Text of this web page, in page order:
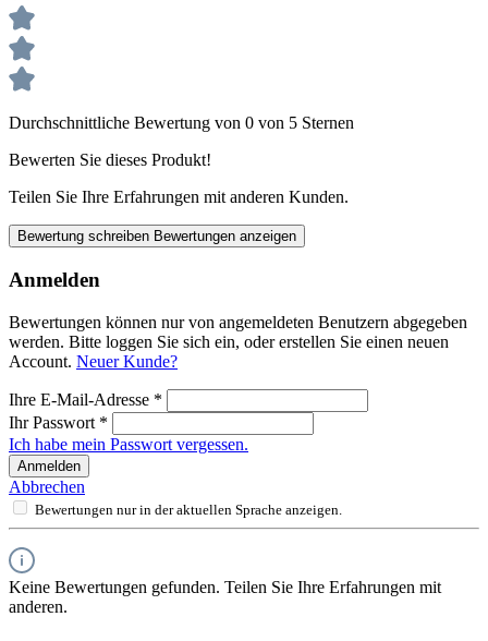
Durchschnittliche Bewertung von 0 von 5 Sternen
Bewerten Sie dieses Produkt!
Teilen Sie Ihre Erfahrungen mit anderen Kunden.
Bewertung schreiben Bewertungen anzeigen
Anmelden
Bewertungen können nur von angemeldeten Benutzern abgegeben
werden. Bitte loggen Sie sich ein, oder erstellen Sie einen neuen
Account. Neuer Kunde?
Ihre E-Mail-Adresse *
Ihr Passwort *
Ich habe mein Passwort vergessen.
Anmelden
Abbrechen
Bewertungen nur in der aktuellen Sprache anzeigen.
Keine Bewertungen gefunden. Teilen Sie Ihre Erfahrungen mit
anderen.